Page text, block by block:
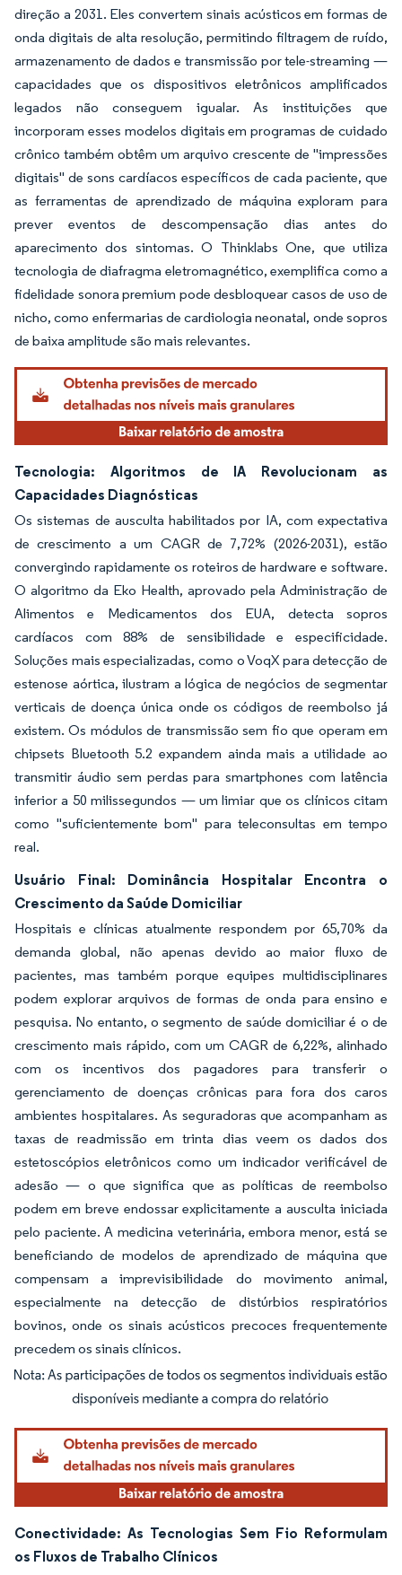
direção a 2031. Eles convertem sinais acústicos em formas de
onda digitais de alta resolução, permitindo filtragem de ruído,
armazenamento de dados e transmissão por tele-streaming —
capacidades que os dispositivos eletrônicos amplificados
legados não conseguem igualar. As instituições que
incorporam esses modelos digitais em programas de cuidado
crônico também obtêm um arquivo crescente de "impressões
digitais" de sons cardíacos específicos de cada paciente, que
as ferramentas de aprendizado de máquina exploram para
prever eventos de descompensação dias antes do
aparecimento dos sintomas. O Thinklabs One, que utiliza
tecnologia de diafragma eletromagnético, exemplifica como a
fidelidade sonora premium pode desbloquear casos de uso de
nicho, como enfermarias de cardiologia neonatal, onde sopros
de baixa amplitude são mais relevantes.
Imagem © Mordor Intelligence. O reuso requer atribuição conforme CC BY 4.0.
Tecnologia: Algoritmos de IA Revolucionam as
Capacidades Diagnósticas
Os sistemas de ausculta habilitados por IA, com expectativa
de crescimento a um CAGR de 7,72% (2026-2031), estão
convergindo rapidamente os roteiros de hardware e software.
O algoritmo da Eko Health, aprovado pela Administração de
Alimentos e Medicamentos dos EUA, detecta sopros
cardíacos com 88% de sensibilidade e especificidade.
Soluções mais especializadas, como o VoqX para detecção de
estenose aórtica, ilustram a lógica de negócios de segmentar
verticais de doença única onde os códigos de reembolso já
existem. Os módulos de transmissão sem fio que operam em
chipsets Bluetooth 5.2 expandem ainda mais a utilidade ao
transmitir áudio sem perdas para smartphones com latência
inferior a 50 milissegundos — um limiar que os clínicos citam
como "suficientemente bom" para teleconsultas em tempo
real.
Usuário Final: Dominância Hospitalar Encontra o
Crescimento da Saúde Domiciliar
Hospitais e clínicas atualmente respondem por 65,70% da
demanda global, não apenas devido ao maior fluxo de
pacientes, mas também porque equipes multidisciplinares
podem explorar arquivos de formas de onda para ensino e
pesquisa. No entanto, o segmento de saúde domiciliar é o de
crescimento mais rápido, com um CAGR de 6,22%, alinhado
com os incentivos dos pagadores para transferir o
gerenciamento de doenças crônicas para fora dos caros
ambientes hospitalares. As seguradoras que acompanham as
taxas de readmissão em trinta dias veem os dados dos
estetoscópios eletrônicos como um indicador verificável de
adesão — o que significa que as políticas de reembolso
podem em breve endossar explicitamente a ausculta iniciada
pelo paciente. A medicina veterinária, embora menor, está se
beneficiando de modelos de aprendizado de máquina que
compensam a imprevisibilidade do movimento animal,
especialmente na detecção de distúrbios respiratórios
bovinos, onde os sinais acústicos precoces frequentemente
precedem os sinais clínicos.
Imagem © Mordor Intelligence. O reuso requer atribuição conforme CC BY 4.0.
Conectividade: As Tecnologias Sem Fio Reformulam
os Fluxos de Trabalho Clínicos